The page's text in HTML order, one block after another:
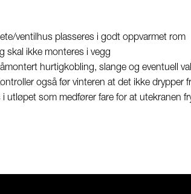
ventilhus plasseres i godt oppvarmet rom
skal ikke monteres i vegg
hurtigkobling, slange og eventuell
også før vinteren at det ikke drypper
i utløpet som medfører fare for at utekranen